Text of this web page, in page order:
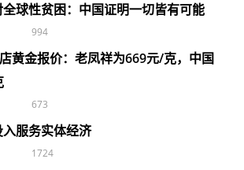
球性贫困：中国证明一切皆有可能
994
黄金报价：老凤祥为669元/克，中国
673
服务实体经济
1724